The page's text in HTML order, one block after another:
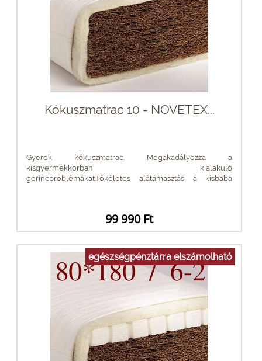
Kókuszmatrac 10 - NOVETEX...
Gyerek kókuszmatrac. Megakadályozza a
kisgyermekkorban kialakuló
gerincproblémákat.Tökéletes alátámasztás a kisbaba
99 990 Ft
egészségpénztárra elszámolható